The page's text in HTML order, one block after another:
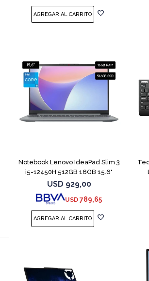
Notebook Lenovo IdeaPad Slim 3
i5-12450H 512GB 16GB 15.6"
USD 929,00
USD 789,65